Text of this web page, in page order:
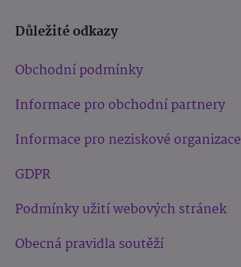
Důležité odkazy
Obchodní podmínky
Informace pro obchodní partnery
Informace pro neziskové organizace
GDPR
Podmínky užití webových stránek
Obecná pravidla soutěží